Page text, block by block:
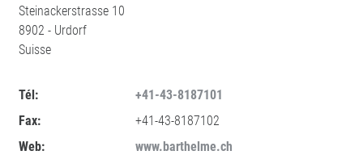
Steinackerstrasse 10
8902 - Urdorf
Suisse
Tél:
+41-43-8187101
Fax:
+41-43-8187102
Web:
www.barthelme.ch